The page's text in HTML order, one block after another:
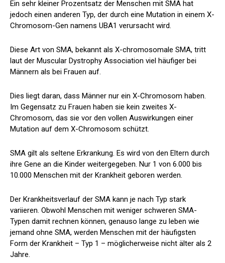
Ein sehr kleiner Prozentsatz der Menschen mit SMA hat
jedoch einen anderen Typ, der durch eine Mutation in einem X-
Chromosom-Gen namens UBA1 verursacht wird.
Diese Art von SMA, bekannt als X-chromosomale SMA, tritt
laut der Muscular Dystrophy Association viel häufiger bei
Männern als bei Frauen auf.
Dies liegt daran, dass Männer nur ein X-Chromosom haben.
Im Gegensatz zu Frauen haben sie kein zweites X-
Chromosom, das sie vor den vollen Auswirkungen einer
Mutation auf dem X-Chromosom schützt.
SMA gilt als seltene Erkrankung. Es wird von den Eltern durch
ihre Gene an die Kinder weitergegeben. Nur 1 von 6.000 bis
10.000 Menschen mit der Krankheit geboren werden.
Der Krankheitsverlauf der SMA kann je nach Typ stark
variieren. Obwohl Menschen mit weniger schweren SMA-
Typen damit rechnen können, genauso lange zu leben wie
jemand ohne SMA, werden Menschen mit der häufigsten
Form der Krankheit – Typ 1 – möglicherweise nicht älter als 2
Jahre.